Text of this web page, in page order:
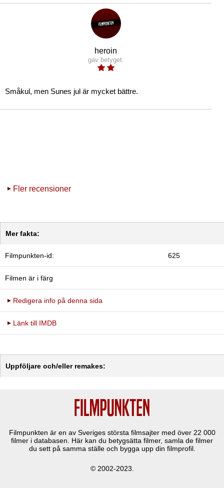
heroin
gav betyget:
Småkul, men Sunes jul är mycket bättre.
Fler recensioner
Mer fakta:
Filmpunkten-id: 625
Filmen är i färg
Redigera info på denna sida
Länk till IMDB
Uppföljare och/eller remakes:
Filmpunkten är en av Sveriges största filmsajter med över 22 000
filmer i databasen. Här kan du betygsätta filmer, samla de filmer
du sett på samma ställe och bygga upp din filmprofil.
© 2002-2023.